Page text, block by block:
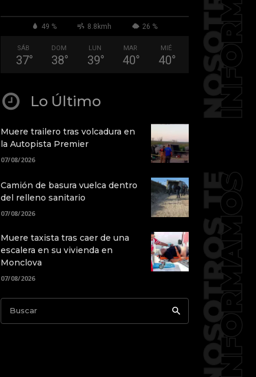
49 % 8.8kmh 26 %
SÁB
37°
DOM
38°
LUN
39°
MAR
40°
MIÉ
40°
Lo Último
Muere trailero tras volcadura en
la Autopista Premier
07/08/2026
Camión de basura vuelca dentro
del relleno sanitario
07/08/2026
Muere taxista tras caer de una
escalera en su vivienda en
Monclova
07/08/2026
Buscar